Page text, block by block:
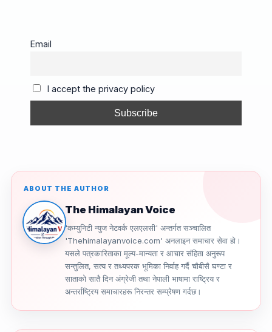
e
o
o
k
s
m n
k
Email
I accept the privacy policy
ABOUT THE AUTHOR
The Himalayan Voice
'कम्युनिटी न्युज नेटवर्क एलएलसी' अन्तर्गत सञ्चालित
'Thehimalayanvoice.com' अनलाइन समाचार सेवा हो।
यसले पत्रकारिताका मूल्य-मान्यता र आचार संहिता अनुरूप
सन्तुलित, सत्य र तथ्यपरक भूमिका निर्वाह गर्दै चौबीसै घण्टा र
साताको सातै दिन अंग्रेजी तथा नेपाली भाषामा राष्ट्रिय र
अन्तर्राष्ट्रिय समाचारहरू निरन्तर सम्प्रेषण गर्दछ।